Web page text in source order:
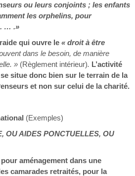
ou leurs conjoints ; les enfants
les orphelins, pour
… .»
qui ouvre le « droit à être
dans le besoin, de manière
»(Règlement intérieur). L’activité
situe donc bien sur le terrain de la
et non sur celui de la charité.
(Exemples)
OU AIDES PONCTUELLES, OU
aménagement dans une
camarades retraités, pour la